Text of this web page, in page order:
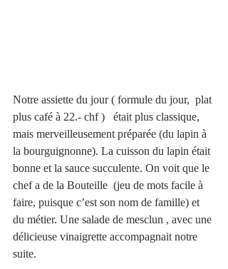
Notre assiette du jour ( formule du jour,  plat
plus café à 22.- chf )   était plus classique,
mais merveilleusement préparée (du lapin à
la bourguignonne). La cuisson du lapin était
bonne et la sauce succulente. On voit que le
chef a de la Bouteille  (jeu de mots facile à
faire, puisque c’est son nom de famille) et
du métier. Une salade de mesclun , avec une
délicieuse vinaigrette accompagnait notre
suite.